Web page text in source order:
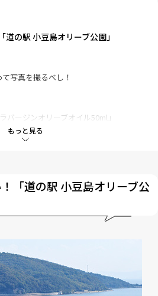
もっと見る
の駅 小豆島オリーブ公園」
写真を撮るべし！
バージンオリーブオイル50ml」
ーデンハンドクリーム」
飯の素」
公園」営業推進部・髙岡さんからのメ
「道の駅 小豆島オリーブ公